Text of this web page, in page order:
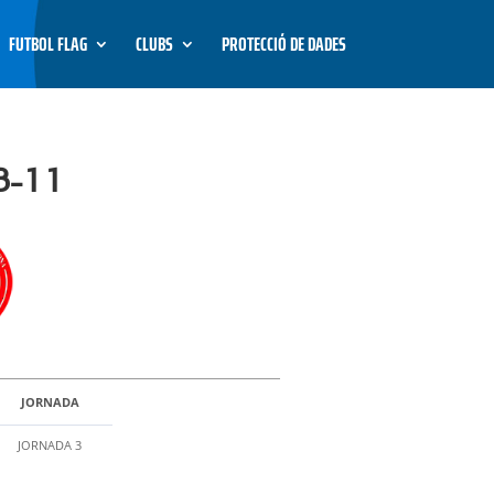
FUTBOL FLAG CLUBS PROTECCIÓ DE DADES
11
JORNADA
JORNADA 3